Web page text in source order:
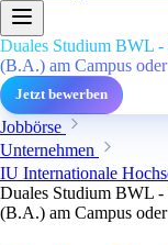
Duales Studium BWL
(B.A.) am Campus
Jetzt bewerben
Jobbörse
Unternehmen
IU Internationale
Duales Studium BWL
(B.A.) am Campus